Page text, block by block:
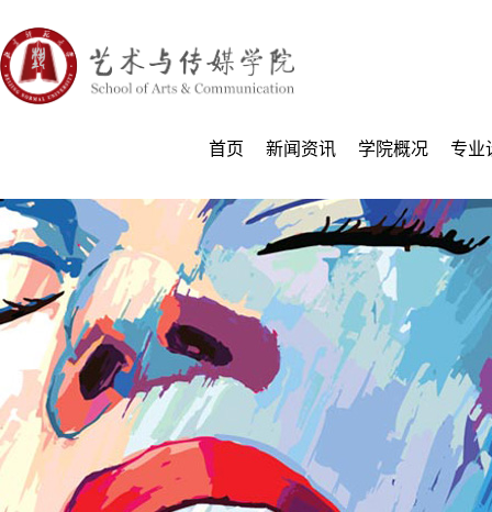
首页 新闻资讯 学院概况 专业